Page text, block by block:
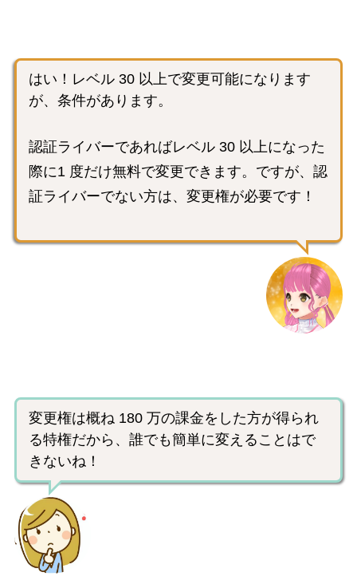
はい！レベル 30 以上で変更可能になります
が、条件があります。
認証ライバーであればレベル 30 以上になった
際に1 度だけ無料で変更できます。ですが、認
証ライバーでない方は、変更権が必要です！
変更権は概ね 180 万の課金をした方が得られ
る特権だから、誰でも簡単に変えることはで
きないね！